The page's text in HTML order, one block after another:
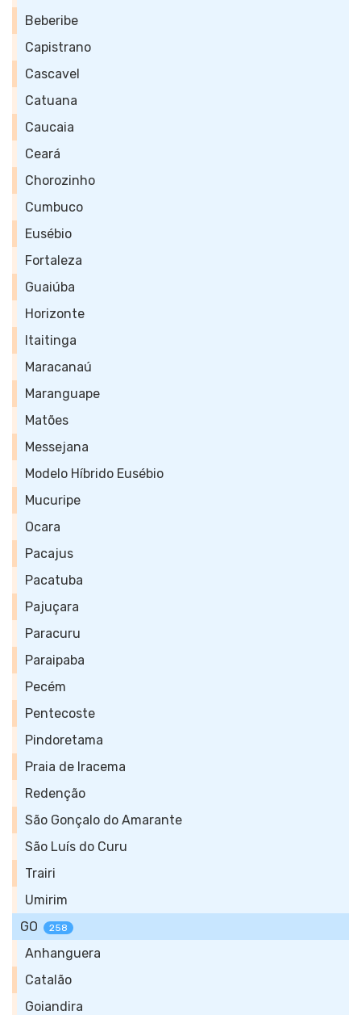
Beberibe
Capistrano
Cascavel
Catuana
Caucaia
Ceará
Chorozinho
Cumbuco
Eusébio
Fortaleza
Guaiúba
Horizonte
Itaitinga
Maracanaú
Maranguape
Matões
Messejana
Modelo Híbrido Eusébio
Mucuripe
Ocara
Pacajus
Pacatuba
Pajuçara
Paracuru
Paraipaba
Pecém
Pentecoste
Pindoretama
Praia de Iracema
Redenção
São Gonçalo do Amarante
São Luís do Curu
Trairi
Umirim
GO
258
Anhanguera
Catalão
Goiandira